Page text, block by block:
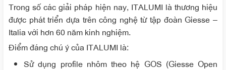
Trong số các giải pháp hiện nay, ITALUMI là thương hiệu
được phát triển dựa trên công nghệ từ tập đoàn Giesse –
Italia với hơn 60 năm kinh nghiệm.
Điểm đáng chú ý của ITALUMI là:
Sử dụng profile nhôm theo hệ GOS (Giesse Open